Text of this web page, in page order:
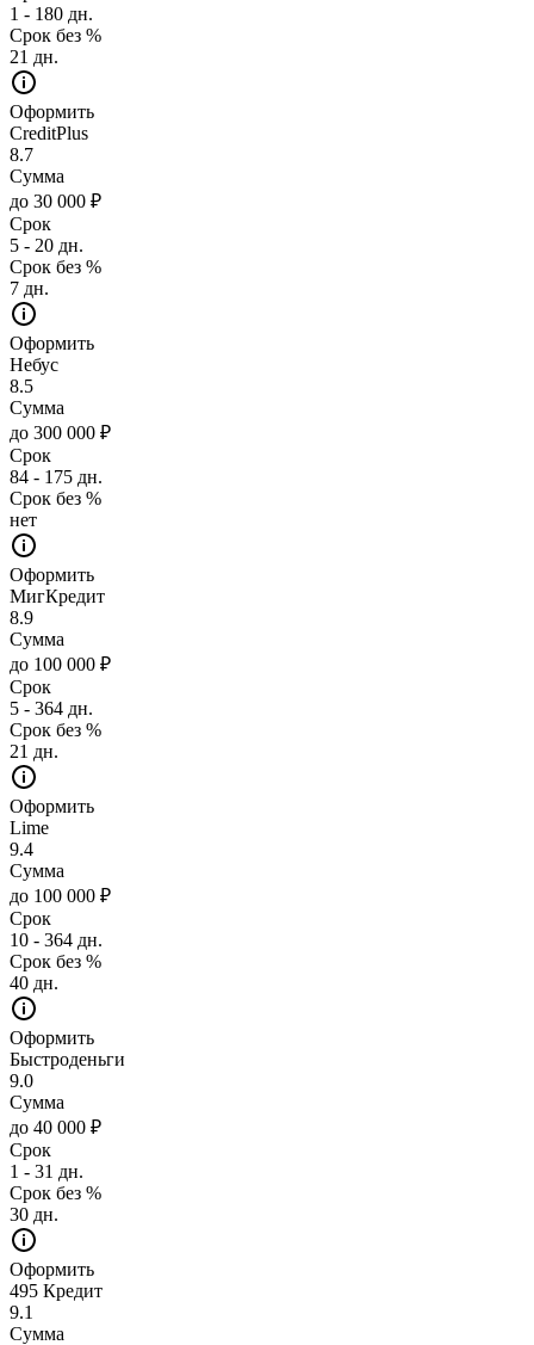
1 - 180 дн.
Срок без %
21 дн.
Оформить
CreditPlus
8.7
Сумма
до 30 000 ₽
Срок
5 - 20 дн.
Срок без %
7 дн.
Оформить
Небус
8.5
Сумма
до 300 000 ₽
Срок
84 - 175 дн.
Срок без %
нет
Оформить
МигКредит
8.9
Сумма
до 100 000 ₽
Срок
5 - 364 дн.
Срок без %
21 дн.
Оформить
Lime
9.4
Сумма
до 100 000 ₽
Срок
10 - 364 дн.
Срок без %
40 дн.
Оформить
Быстроденьги
9.0
Сумма
до 40 000 ₽
Срок
1 - 31 дн.
Срок без %
30 дн.
Оформить
495 Кредит
9.1
Сумма